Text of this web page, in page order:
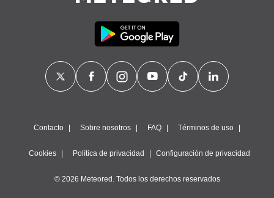
Contacto Sobre nosotros FAQ Términos de uso
Cookies Política de privacidad Configuración de privacidad
© 2026 Meteored. Todos los derechos reservados